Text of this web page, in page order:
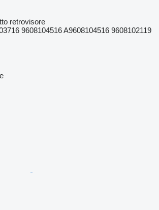
retrovisore
9608104516 A9608104516 9608102119